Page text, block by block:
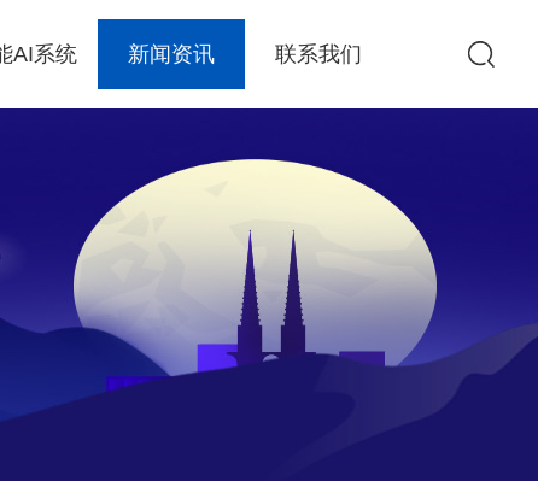
AI系统 新闻资讯 联系我们